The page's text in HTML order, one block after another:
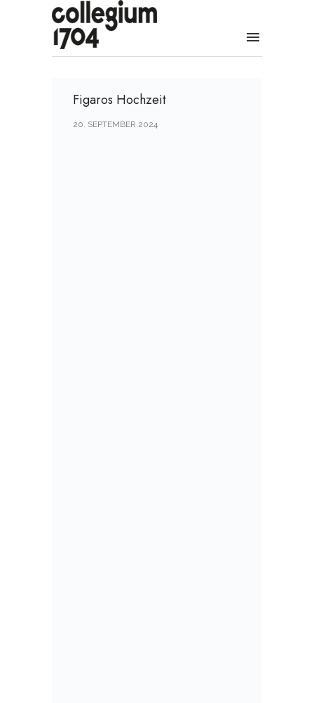
Figaros Hochzeit
20. SEPTEMBER 2024